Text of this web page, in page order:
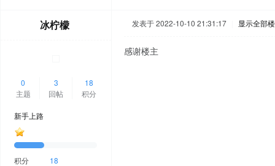
冰柠檬
0
主题
3
回帖
18
积分
新手上路
积分 18
发表于 2022-10-10 21:31:17 显示全部
感谢楼主